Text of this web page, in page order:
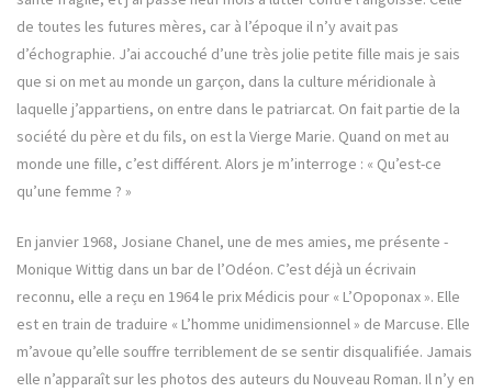
de toutes les ­futures mères, car à l’époque il n’y avait pas
d’échographie. J’ai accouché d’une très jolie petite fille mais je sais
que si on met au monde un garçon, dans la culture méridionale à
laquelle j’appartiens, on ­entre dans le patriarcat. On fait partie de la
société du père et du fils, on est la Vierge Marie. Quand on met au
monde une fille, c’est différent. Alors je m’interroge : « Qu’est-ce
qu’une femme ? »
En janvier 1968, Josiane Chanel, une de mes amies, me présente ­
Monique Wittig dans un bar de l’Odéon. C’est déjà un écrivain
reconnu, elle a reçu en 1964 le prix Médicis pour « L’Opoponax ». Elle
est en train de traduire « L’homme unidimensionnel » de Marcuse. Elle
m’avoue qu’elle souffre terriblement de se sentir disqualifiée. Jamais
elle n’apparaît sur les photos des auteurs du Nouveau Roman. Il n’y en